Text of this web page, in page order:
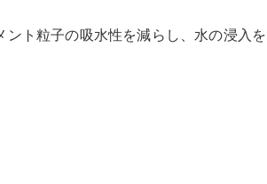
ト粒子の吸水性を減らし、水の浸入を